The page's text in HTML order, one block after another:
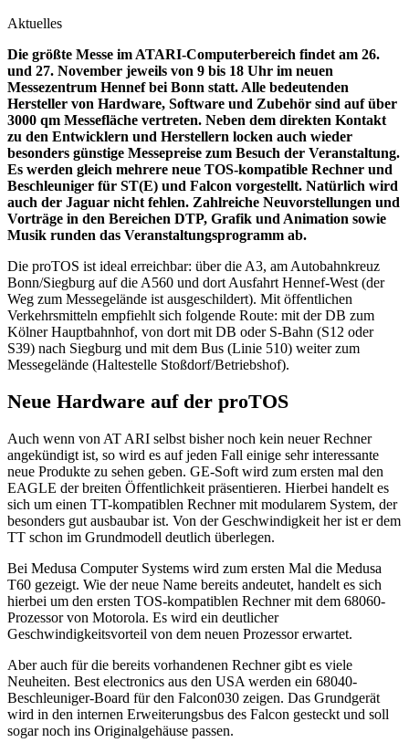
Aktuelles
Die größte Messe im ATARI-Computerbereich findet am 26.
und 27. November jeweils von 9 bis 18 Uhr im neuen
Messezentrum Hennef bei Bonn statt. Alle bedeutenden
Hersteller von Hardware, Software und Zubehör sind auf über
3000 qm Messefläche vertreten. Neben dem direkten Kontakt
zu den Entwicklern und Herstellern locken auch wieder
besonders günstige Messepreise zum Besuch der Veranstaltung.
Es werden gleich mehrere neue TOS-kompatible Rechner und
Beschleuniger für ST(E) und Falcon vorgestellt. Natürlich wird
auch der Jaguar nicht fehlen. Zahlreiche Neuvorstellungen und
Vorträge in den Bereichen DTP, Grafik und Animation sowie
Musik runden das Veranstaltungsprogramm ab.
Die proTOS ist ideal erreichbar: über die A3, am Autobahnkreuz
Bonn/Siegburg auf die A560 und dort Ausfahrt Hennef-West (der
Weg zum Messegelände ist ausgeschildert). Mit öffentlichen
Verkehrsmitteln empfiehlt sich folgende Route: mit der DB zum
Kölner Hauptbahnhof, von dort mit DB oder S-Bahn (S12 oder
S39) nach Siegburg und mit dem Bus (Linie 510) weiter zum
Messegelände (Haltestelle Stoßdorf/Betriebshof).
Neue Hardware auf der proTOS
Auch wenn von AT ARI selbst bisher noch kein neuer Rechner
angekündigt ist, so wird es auf jeden Fall einige sehr interessante
neue Produkte zu sehen geben. GE-Soft wird zum ersten mal den
EAGLE der breiten Öffentlichkeit präsentieren. Hierbei handelt es
sich um einen TT-kompatiblen Rechner mit modularem System, der
besonders gut ausbaubar ist. Von der Geschwindigkeit her ist er dem
TT schon im Grundmodell deutlich überlegen.
Bei Medusa Computer Systems wird zum ersten Mal die Medusa
T60 gezeigt. Wie der neue Name bereits andeutet, handelt es sich
hierbei um den ersten TOS-kompatiblen Rechner mit dem 68060-
Prozessor von Motorola. Es wird ein deutlicher
Geschwindigkeitsvorteil von dem neuen Prozessor erwartet.
Aber auch für die bereits vorhandenen Rechner gibt es viele
Neuheiten. Best electronics aus den USA werden ein 68040-
Beschleuniger-Board für den Falcon030 zeigen. Das Grundgerät
wird in den internen Erweiterungsbus des Falcon gesteckt und soll
sogar noch ins Originalgehäuse passen.